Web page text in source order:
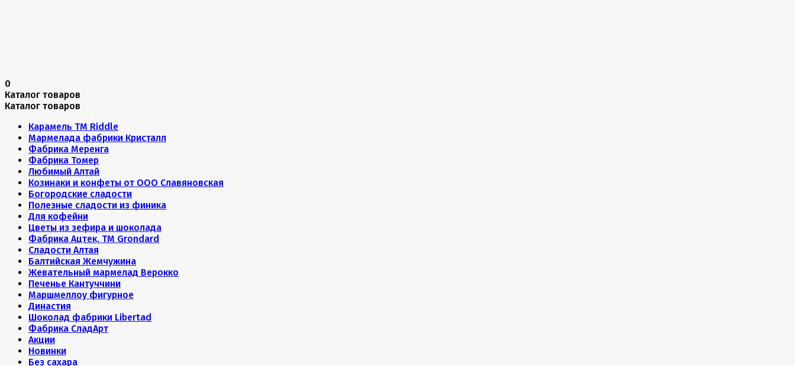
0
Каталог товаров
Каталог товаров
Карамель ТМ Riddle
Мармелада фабрики Кристалл
Фабрика Меренга
Фабрика Томер
Любимый Алтай
Козинаки и конфеты от ООО Славяновская
Богородские сладости
Полезные сладости из финика
Для кофейни
Цветы из зефира и шоколада
Фабрика Ацтек, ТМ Grondard
Сладости Алтая
Балтийская Жемчужина
Жевательный мармелад Верокко
Печенье Кантуччини
Маршмеллоу фигурное
Династия
Шоколад фабрики Libertad
Фабрика СладАрт
Акции
Новинки
Без сахара